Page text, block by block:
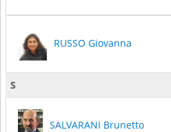
RUSSO Giovanna
S
SALVARANI Brunetto